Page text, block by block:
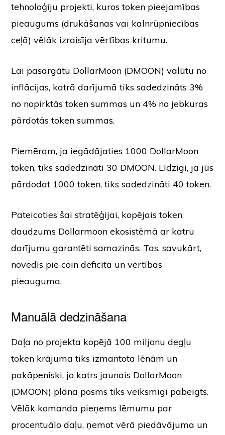
tehnoloģiju projekti, kuros token pieejamības
pieaugums (drukāšanas vai kalnrūpniecības
ceļā) vēlāk izraisīja vērtības kritumu.
Lai pasargātu DollarMoon (DMOON) valūtu no
inflācijas, katrā darījumā tiks sadedzināts 3%
no nopirktās token summas un 4% no jebkuras
pārdotās token summas.
Piemēram, ja iegādājaties 1000 DollarMoon
token, tiks sadedzināti 30 DMOON. Līdzīgi, ja jūs
pārdodat 1000 token, tiks sadedzināti 40 token.
Pateicoties šai stratēģijai, kopējais token
daudzums Dollarmoon ekosistēmā ar katru
darījumu garantēti samazinās. Tas, savukārt,
novedīs pie coin deficīta un vērtības
pieauguma.
Manuālā dedzināšana
Daļa no projekta kopējā 100 miljonu degļu
token krājuma tiks izmantota lēnām un
pakāpeniski, jo katrs jaunais DollarMoon
(DMOON) plāna posms tiks veiksmīgi pabeigts.
Vēlāk komanda pieņems lēmumu par
procentuālo daļu, ņemot vērā piedāvājuma un